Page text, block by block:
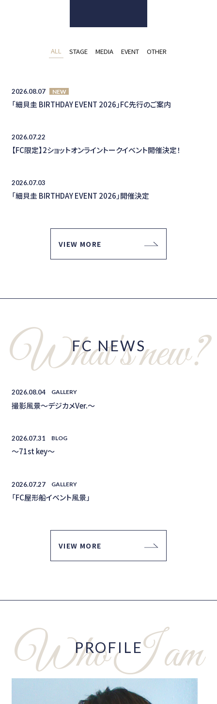
ALL STAGE MEDIA EVENT OTHER
2026.08.07 NEW
「細貝圭 BIRTHDAY EVENT 2026」FC先行のご案内
2026.07.22
【FC限定】2ショットオンライントークイベント開催決定！
2026.07.03
「細貝圭 BIRTHDAY EVENT 2026」開催決定
VIEW MORE
FC NEWS
2026.08.04 GALLERY
撮影風景〜デジカメVer.〜
2026.07.31 BLOG
〜71st key〜
2026.07.27 GALLERY
「FC屋形船イベント風景」
VIEW MORE
PROFILE